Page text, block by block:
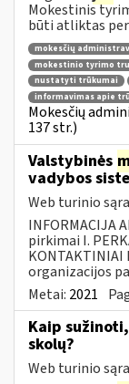
Mokestinis
būti atliktas
mokesčių
mokestinio tyrimo
nustatyti trūkumai
informavimas apie
Mokesčių
137 str.)
Valstybinės
vadybos
Web turinio
INFORMACIJA
pirkimai I.
KONTAKTINIAI
organizacijos
Metai: 2021
Kaip sužinoti,
skolų?
Web turinio